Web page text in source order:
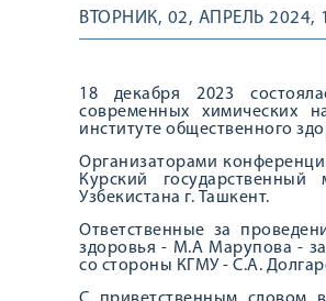
ВТОРНИК, 02, АПРЕЛЬ 2024,
18 декабря 2023
современных химических
институте общественного
Организаторами
Курский
Узбекистана г. Ташкент.
Ответственные за
здоровья - М.А Марупова -
со стороны КГМУ - С.А.